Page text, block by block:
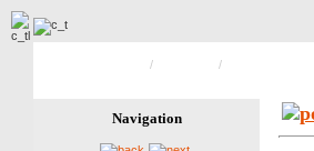
/ /
Navigation